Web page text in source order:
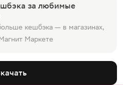
за любимые
кешбэка — в магазинах,
Маркете